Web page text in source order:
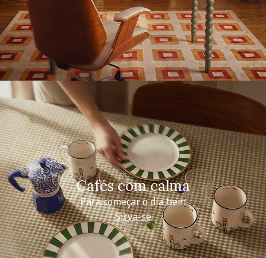
Cafés com calma
Para começar o dia bem
Sirva-se